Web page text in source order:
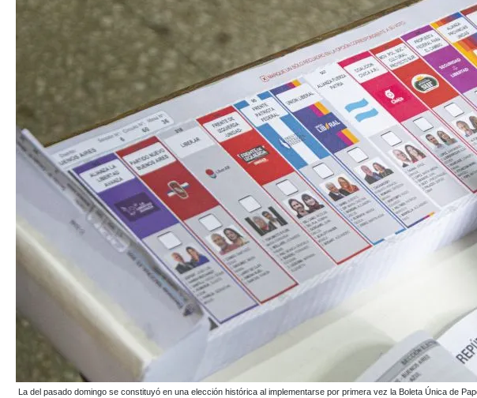
La del pasado domingo se constituyó en una elección histórica al implementarse por primera vez la Boleta Única de